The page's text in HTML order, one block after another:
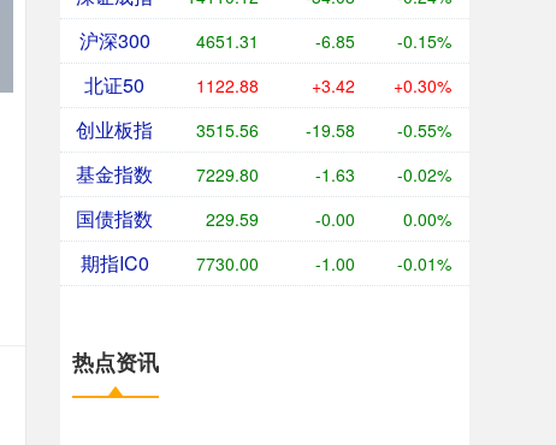
沪深300 4651.31 -6.85 -0.15%
北证50 1122.88 +3.42 +0.30%
创业板指 3515.56 -19.58 -0.55%
基金指数 7229.80 -1.63 -0.02%
国债指数 229.59 -0.00 0.00%
期指IC0 7730.00 -1.00 -0.01%
热点资讯